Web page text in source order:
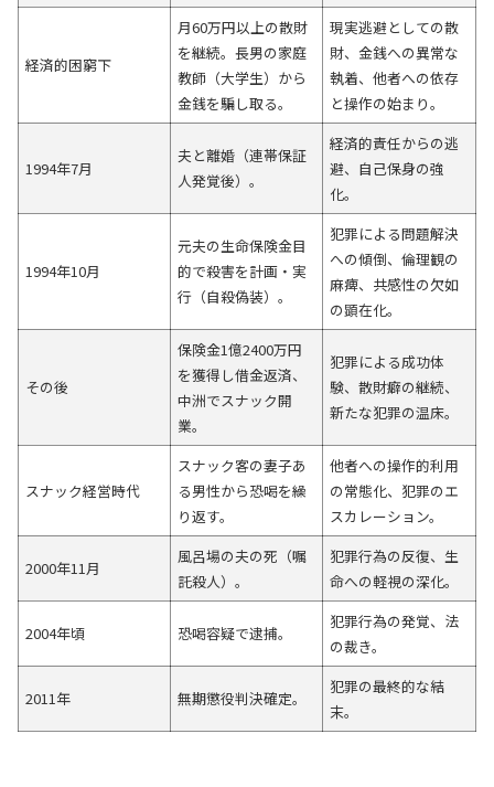
経済的困窮下
月60万円以上の散財
を継続。長男の家庭
教師（大学生）から
金銭を騙し取る。
現実逃避としての散
財、金銭への異常な
執着、他者への依存
と操作の始まり。
1994年7月
夫と離婚（連帯保証
人発覚後）。
経済的責任からの逃
避、自己保身の強
化。
1994年10月
元夫の生命保険金目
的で殺害を計画・実
行（自殺偽装）。
犯罪による問題解決
への傾倒、倫理観の
麻痺、共感性の欠如
の顕在化。
その後
保険金1億2400万円
を獲得し借金返済、
中洲でスナック開
業。
犯罪による成功体
験、散財癖の継続、
新たな犯罪の温床。
スナック経営時代
スナック客の妻子あ
る男性から恐喝を繰
り返す。
他者への操作的利用
の常態化、犯罪のエ
スカレーション。
2000年11月
風呂場の夫の死（嘱
託殺人）。
犯罪行為の反復、生
命への軽視の深化。
2004年頃 恐喝容疑で逮捕。
犯罪行為の発覚、法
の裁き。
2011年 無期懲役判決確定。
犯罪の最終的な結
末。